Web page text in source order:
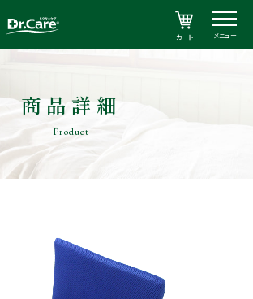
カート メニュー
商品詳細
Product